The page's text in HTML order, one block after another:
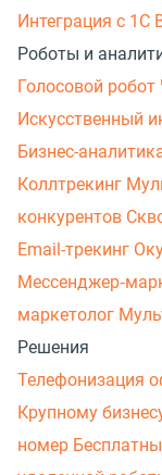
Интеграция с 1С
Роботы и
Голосовой робот
Искусственный
Бизнес-
Коллтрекинг
конкурентов
Email-трекинг
маркетолог
Решения
Телефонизация
Крупному
номер